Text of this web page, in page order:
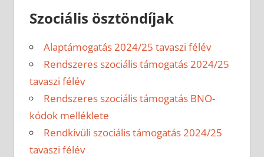
Szociális ösztöndíjak
Alaptámogatás 2024/25 tavaszi félév
Rendszeres szociális támogatás 2024/25
tavaszi félév
Rendszeres szociális támogatás BNO-
kódok melléklete
Rendkívüli szociális támogatás 2024/25
tavaszi félév